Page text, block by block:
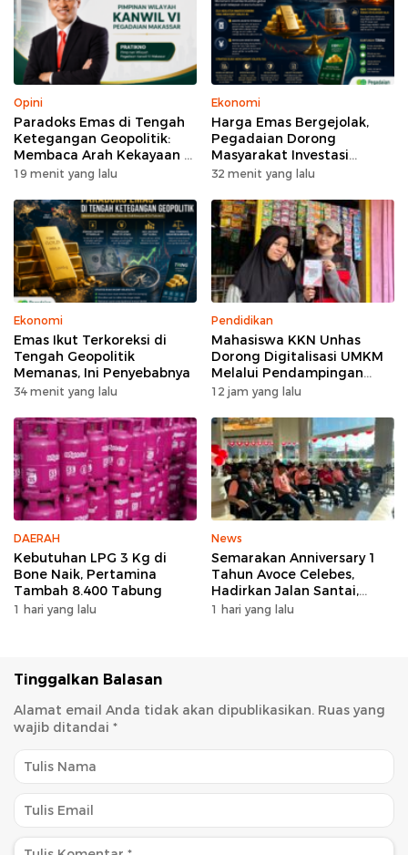
Opini
Paradoks Emas di Tengah
Ketegangan Geopolitik:
Membaca Arah Kekayaan di
Era Turbulensi
19 menit yang lalu
Ekonomi
Harga Emas Bergejolak,
Pegadaian Dorong
Masyarakat Investasi
Secara Bertahap
32 menit yang lalu
Ekonomi
Emas Ikut Terkoreksi di
Tengah Geopolitik
Memanas, Ini Penyebabnya
34 menit yang lalu
Pendidikan
Mahasiswa KKN Unhas
Dorong Digitalisasi UMKM
Melalui Pendampingan
Pembuatan QRIS di Desa
12 jam yang lalu
DAERAH
Kebutuhan LPG 3 Kg di
Bone Naik, Pertamina
Tambah 8.400 Tabung
1 hari yang lalu
News
Semarakan Anniversary 1
Tahun Avoce Celebes,
Hadirkan Jalan Santai,
Bakti Sosial, dan Hiburan
1 hari yang lalu
Tinggalkan Balasan
Alamat email Anda tidak akan dipublikasikan. Ruas yang
wajib ditandai *